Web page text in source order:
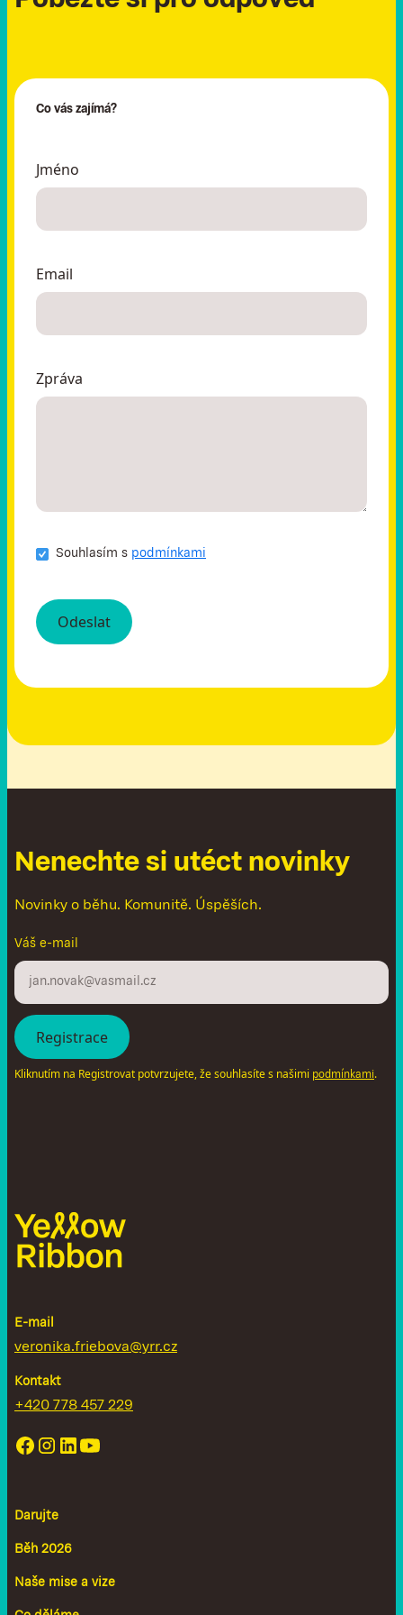
Co vás zajímá?
Jméno
Email
Zpráva
Souhlasím s podmínkami
Nenechte si utéct novinky
Novinky o běhu. Komunitě. Úspěších.
Váš e-mail
Kliknutím na Registrovat potvrzujete, že souhlasíte s našimi podmínkami.
E-mail
veronika.friebova@yrr.cz
Kontakt
+420 778 457 229
Darujte
Běh 2026
Naše mise a vize